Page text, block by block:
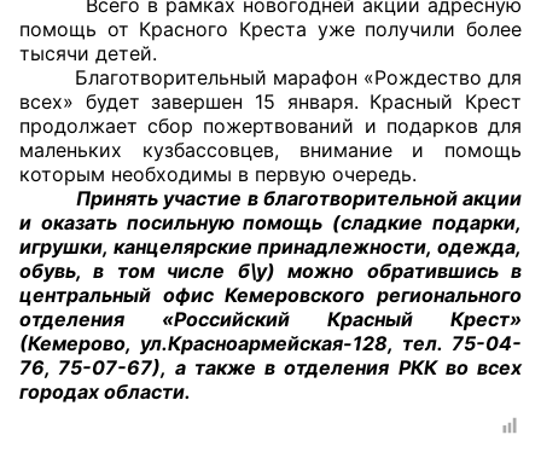
Аппарат ОП КО
УСТАВ ГКУ “АППАРАТ ОП КО”
Доходы руководителя за 2024 г.
помощь от Красного Креста уже получили более
тысячи детей.
Благотворительный марафон «Рождество для
всех» будет завершен 15 января. Красный Крест
продолжает сбор пожертвований и подарков для
маленьких кузбассовцев, внимание и помощь
которым необходимы в первую очередь.
Принять участие в благотворительной акции
и оказать посильную помощь (сладкие подарки,
игрушки, канцелярские принадлежности, одежда,
обувь, в том числе б\у) можно обратившись в
центральный офис Кемеровского регионального
отделения «Российский Красный Крест»
(Кемерово, ул.Красноармейская-128, тел. 75-04-
76, 75-07-67), а также в отделения РКК во всех
городах области.